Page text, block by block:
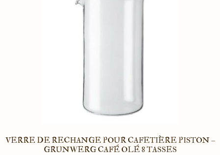
VERRE DE RECHANGE POUR CAFETIÈRE PISTON –
GRUNWERG CAFÉ OLÉ 8 TASSES